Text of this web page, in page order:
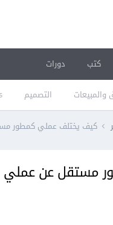
والمبيعات التصميم
كتب دورات
كيف يختلف عملي كمطور
مستقل عن